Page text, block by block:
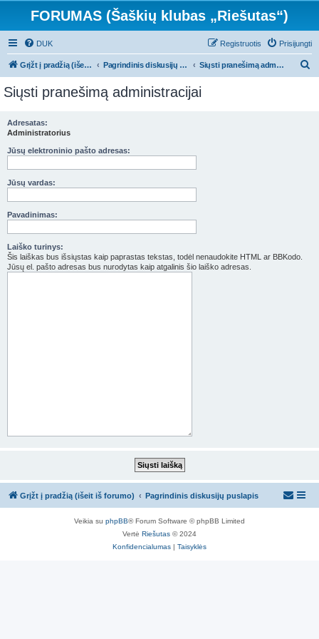
FORUMAS (Šaškių klubas „Riešutas“)
DUK Prisijungti
Registruotis
Grįžt į pradžią (išeit iš forumo) Pagrindinis diskusijų puslapis Siųsti pranešimą administracijai
Siųsti pranešimą administracijai
Adresatas:
Administratorius
Jūsų elektroninio pašto adresas:
Jūsų vardas:
Pavadinimas:
Laiško turinys:
Šis laiškas bus išsiųstas kaip paprastas tekstas, todėl nenaudokite HTML ar BBKodo.
Jūsų el. pašto adresas bus nurodytas kaip atgalinis šio laiško adresas.
Grįžt į pradžią (išeit iš forumo) Pagrindinis diskusijų puslapis
Veikia su phpBB® Forum Software © phpBB Limited
Vertė Riešutas © 2024
Konfidencialumas | Taisyklės